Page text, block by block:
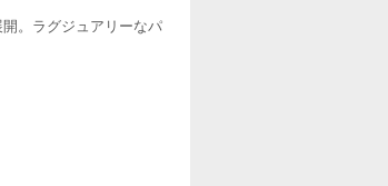
。ラグジュアリーなパ